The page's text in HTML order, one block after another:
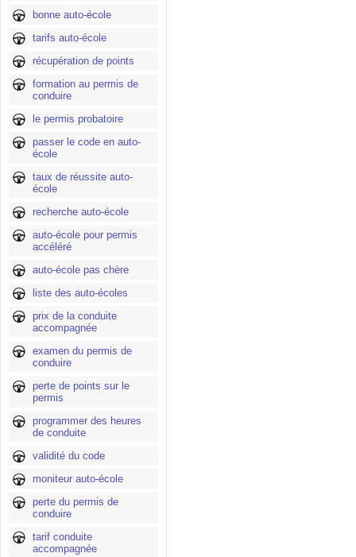
bonne auto-école
tarifs auto-école
récupération de points
formation au permis de
conduire
le permis probatoire
passer le code en auto-
école
taux de réussite auto-
école
recherche auto-école
auto-école pour permis
accéléré
auto-école pas chère
liste des auto-écoles
prix de la conduite
accompagnée
examen du permis de
conduire
perte de points sur le
permis
programmer des heures
de conduite
validité du code
moniteur auto-école
perte du permis de
conduire
tarif conduite
accompagnée